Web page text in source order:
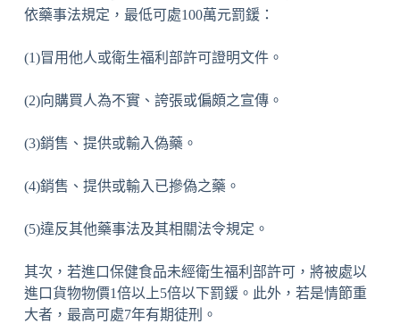
依藥事法規定，最低可處100萬元罰鍰：
(1)冒用他人或衛生福利部許可證明文件。
(2)向購買人為不實、誇張或偏頗之宣傳。
(3)銷售、提供或輸入偽藥。
(4)銷售、提供或輸入已摻偽之藥。
(5)違反其他藥事法及其相關法令規定。
其次，若進口保健食品未經衛生福利部許可，將被處以
進口貨物物價1倍以上5倍以下罰鍰。此外，若是情節重
大者，最高可處7年有期徒刑。